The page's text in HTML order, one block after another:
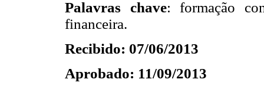
Palavras chave: formação
financeira.
Recibido: 07/06/2013
Aprobado: 11/09/2013